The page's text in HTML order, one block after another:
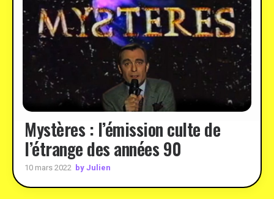
Mystères : l’émission culte de
l’étrange des années 90
10 mars 2022 by Julien